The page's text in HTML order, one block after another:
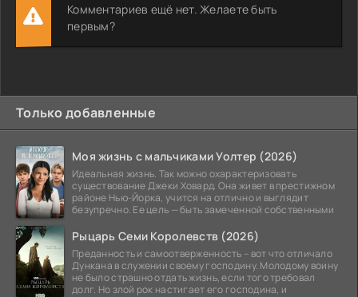
Комментариев ещё нет. Желаете быть
первым?
Только добавленные
Моя жизнь с мальчиками Уолтер (2026)
Идеальная жизнь. Так можно охарактеризовать
существование Джеки Ховард. Она живет в престижном
районе Нью-Йорка, учится на отлично и выглядит
безупречно. Ее цель — быть замеченной собственными
Рыцарь Семи Королевств (2026)
Преданность и самоотверженность – вот что отличало
Дункана в служении своему господину. Молодому воину
не было страшно отдать жизнь, если того требовал
долг. Но злой рок настигает его господина, и